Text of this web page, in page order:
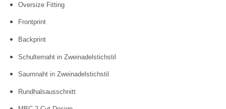
Oversize Fitting
Frontprint
Backprint
Schulternaht in Zweinadelstichstil
Saumnaht in Zweinadelstichstil
Rundhalsausschnitt